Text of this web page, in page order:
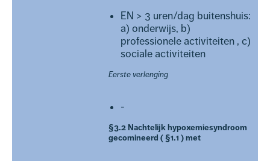
EN > 3 uren/dag buitenshuis:
a) onderwijs, b)
professionele activiteiten , c)
sociale activiteiten
Eerste verlenging
-
§3.2 Nachtelijk hypoxemiesyndroom
gecomineerd ( §1.1 ) met